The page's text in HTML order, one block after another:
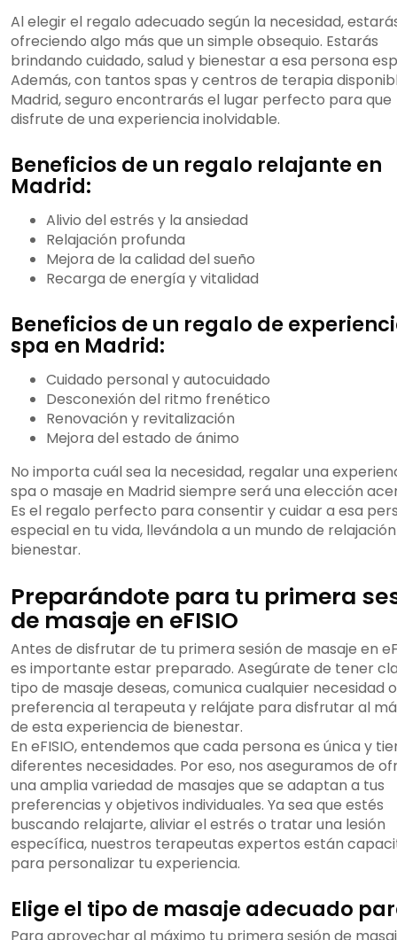
Al elegir el regalo adecuado según la necesidad,
ofreciendo algo más que un simple obsequio. Estarás
brindando cuidado, salud y bienestar a esa persona
Además, con tantos spas y centros de terapia
Madrid, seguro encontrarás el lugar perfecto para que
disfrute de una experiencia inolvidable.
Beneficios de un regalo relajante en
Madrid:
Alivio del estrés y la ansiedad
Relajación profunda
Mejora de la calidad del sueño
Recarga de energía y vitalidad
Beneficios de un regalo de
spa en Madrid:
Cuidado personal y autocuidado
Desconexión del ritmo frenético
Renovación y revitalización
Mejora del estado de ánimo
No importa cuál sea la necesidad, regalar una
spa o masaje en Madrid siempre será una elección
Es el regalo perfecto para consentir y cuidar a esa
especial en tu vida, llevándola a un mundo de
bienestar.
Preparándote para tu primera
de masaje en eFISIO
Antes de disfrutar de tu primera sesión de masaje en
es importante estar preparado. Asegúrate de tener
tipo de masaje deseas, comunica cualquier necesidad o
preferencia al terapeuta y relájate para disfrutar al
de esta experiencia de bienestar.
En eFISIO, entendemos que cada persona es única y
diferentes necesidades. Por eso, nos aseguramos de
una amplia variedad de masajes que se adaptan a tus
preferencias y objetivos individuales. Ya sea que estés
buscando relajarte, aliviar el estrés o tratar una lesión
específica, nuestros terapeutas expertos están
para personalizar tu experiencia.
Elige el tipo de masaje adecuado